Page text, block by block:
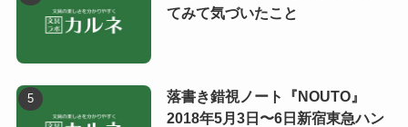
てみて気づいたこと
落書き錯視ノート『NOUTO』
2018年5月3日〜6日新宿東急ハン